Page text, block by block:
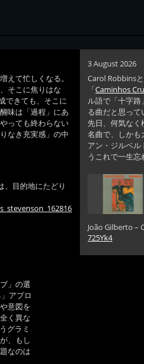
えて忙しくなる。
そこに焦りはな
できても、そこに
味は「過程」にあ
っても終わらない
なき充実感」の中
、目的地にたどり
3 August 2026
Carol Robbins
「Caminhos
ル語で「十字
る曲だと思って
先日、何気な
名曲で、しかも
アン・ジルベ
うこれで一生忘
João Gilberto –
725Yk4
」の選
アプロ
意図を
く異な
グラミ
、もし
なのは